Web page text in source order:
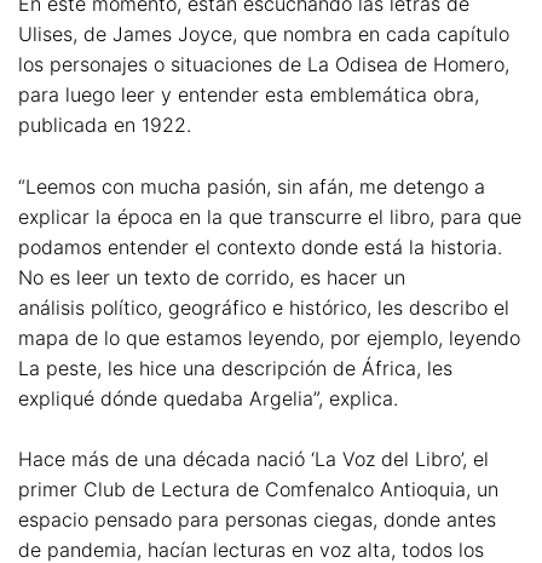
Ulises, de James Joyce, que nombra en cada capítulo
los personajes o situaciones de La Odisea de Homero,
para luego leer y entender esta emblemática obra,
publicada en 1922.
“Leemos con mucha pasión, sin afán, me detengo a
explicar la época en la que transcurre el libro, para que
podamos entender el contexto donde está la historia.
No es leer un texto de corrido, es hacer un
análisis político, geográfico e histórico, les describo el
mapa de lo que estamos leyendo, por ejemplo, leyendo
La peste, les hice una descripción de África, les
expliqué dónde quedaba Argelia”, explica.
Hace más de una década nació ‘La Voz del Libro’, el
primer Club de Lectura de Comfenalco Antioquia, un
espacio pensado para personas ciegas, donde antes
de pandemia, hacían lecturas en voz alta, todos los